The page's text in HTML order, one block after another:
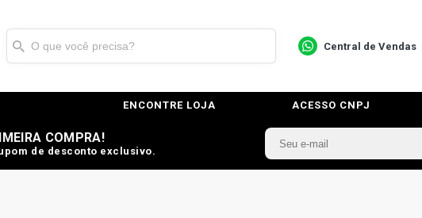
Central de Vendas
ENCONTRE LOJA ACESSO CNPJ
COMPRA!
de desconto exclusivo.